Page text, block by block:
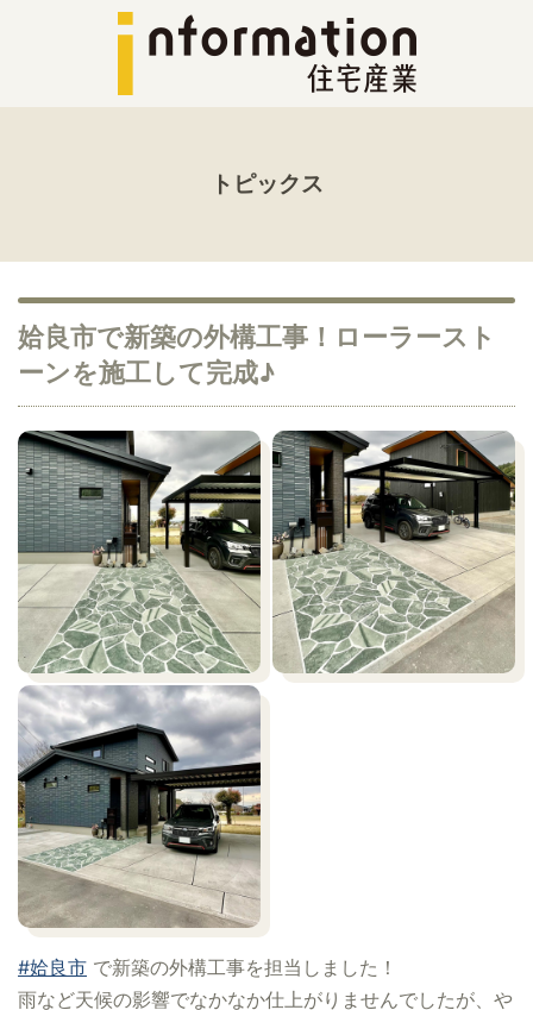
トピックス
姶良市で新築の外構工事！ローラースト
ーンを施工して完成♪
#姶良市 で新築の外構工事を担当しました！
雨など天候の影響でなかなか仕上がりませんでしたが、や